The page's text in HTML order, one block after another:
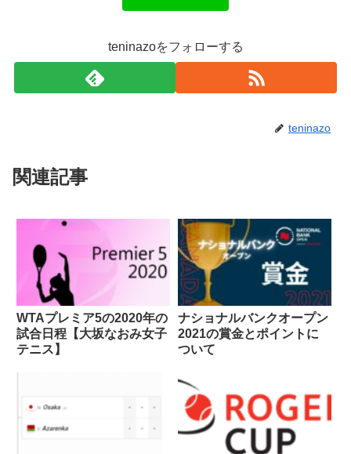
teninazoをフォローする
teninazo
関連記事
WTAプレミア5の2020年の
試合日程【大坂なおみ女子
テニス】
ナショナルバンクオープン
2021の賞金とポイントに
ついて